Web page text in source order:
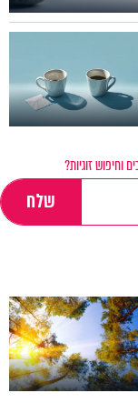
וחיפוש זוגיות?